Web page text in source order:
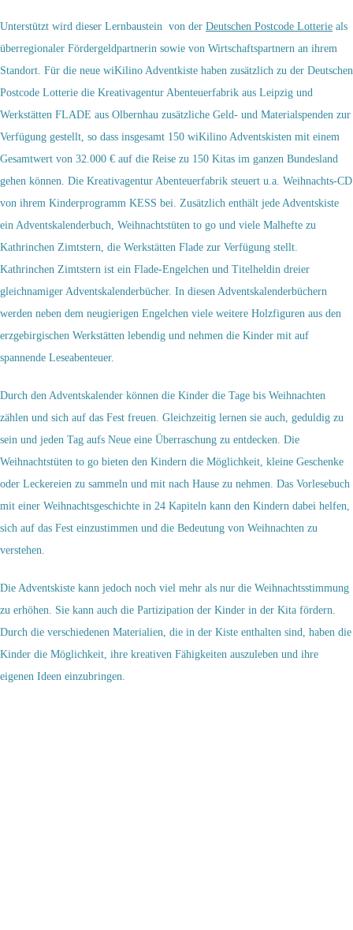
Unterstützt wird dieser Lernbaustein von der Deutschen Postcode Lotterie als
überregionaler Fördergeldpartnerin sowie von Wirtschaftspartnern an ihrem
Standort. Für die neue wiKilino Adventkiste haben zusätzlich zu der Deutschen
Postcode Lotterie die Kreativagentur Abenteuerfabrik aus Leipzig und
Werkstätten FLADE aus Olbernhau zusätzliche Geld- und Materialspenden zur
Verfügung gestellt, so dass insgesamt 150 wiKilino Adventskisten mit einem
Gesamtwert von 32.000 € auf die Reise zu 150 Kitas im ganzen Bundesland
gehen können. Die Kreativagentur Abenteuerfabrik steuert u.a. Weihnachts-CD
von ihrem Kinderprogramm KESS bei. Zusätzlich enthält jede Adventskiste
ein Adventskalenderbuch, Weihnachtstüten to go und viele Malhefte zu
Kathrinchen Zimtstern, die Werkstätten Flade zur Verfügung stellt.
Kathrinchen Zimtstern ist ein Flade-Engelchen und Titelheldin dreier
gleichnamiger Adventskalenderbücher. In diesen Adventskalenderbüchern
werden neben dem neugierigen Engelchen viele weitere Holzfiguren aus den
erzgebirgischen Werkstätten lebendig und nehmen die Kinder mit auf
spannende Leseabenteuer.
Durch den Adventskalender können die Kinder die Tage bis Weihnachten
zählen und sich auf das Fest freuen. Gleichzeitig lernen sie auch, geduldig zu
sein und jeden Tag aufs Neue eine Überraschung zu entdecken. Die
Weihnachtstüten to go bieten den Kindern die Möglichkeit, kleine Geschenke
oder Leckereien zu sammeln und mit nach Hause zu nehmen. Das Vorlesebuch
mit einer Weihnachtsgeschichte in 24 Kapiteln kann den Kindern dabei helfen,
sich auf das Fest einzustimmen und die Bedeutung von Weihnachten zu
verstehen.
Die Adventskiste kann jedoch noch viel mehr als nur die Weihnachtsstimmung
zu erhöhen. Sie kann auch die Partizipation der Kinder in der Kita fördern.
Durch die verschiedenen Materialien, die in der Kiste enthalten sind, haben die
Kinder die Möglichkeit, ihre kreativen Fähigkeiten auszuleben und ihre
eigenen Ideen einzubringen.